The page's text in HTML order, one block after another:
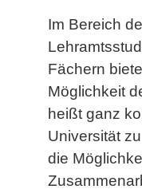
Im Bereich
Fächern
Möglichkeit
heißt ganz
Universität
die